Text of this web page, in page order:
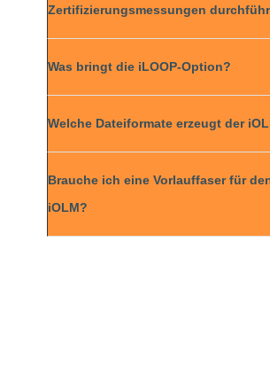
Zertifizierungsmessungen
Was bringt die iLOOP-Option?
Welche Dateiformate erzeugt der
Brauche ich eine Vorlauffaser für
iOLM?